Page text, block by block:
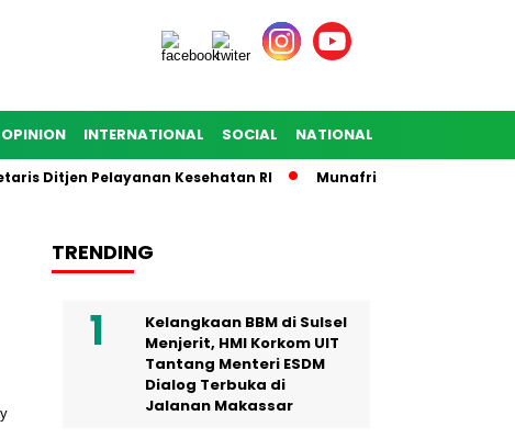
OPINION INTERNATIONAL SOCIAL NATIONAL
Ditjen Pelayanan Kesehatan RI Munafri Harap IKA SMANSA
TRENDING
Kelangkaan BBM di Sulsel
Menjerit, HMI Korkom UIT
Tantang Menteri ESDM
Dialog Terbuka di
Jalanan Makassar